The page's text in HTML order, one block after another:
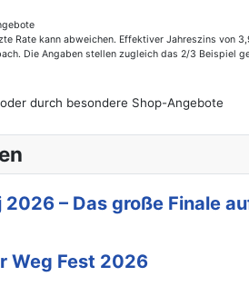
Rate kann abweichen. Effektiver Jahreszins von
Die Angaben stellen zugleich das 2/3 Beispiel
durch besondere Shop-Angebote
2026 – Das große Finale
Weg Fest 2026